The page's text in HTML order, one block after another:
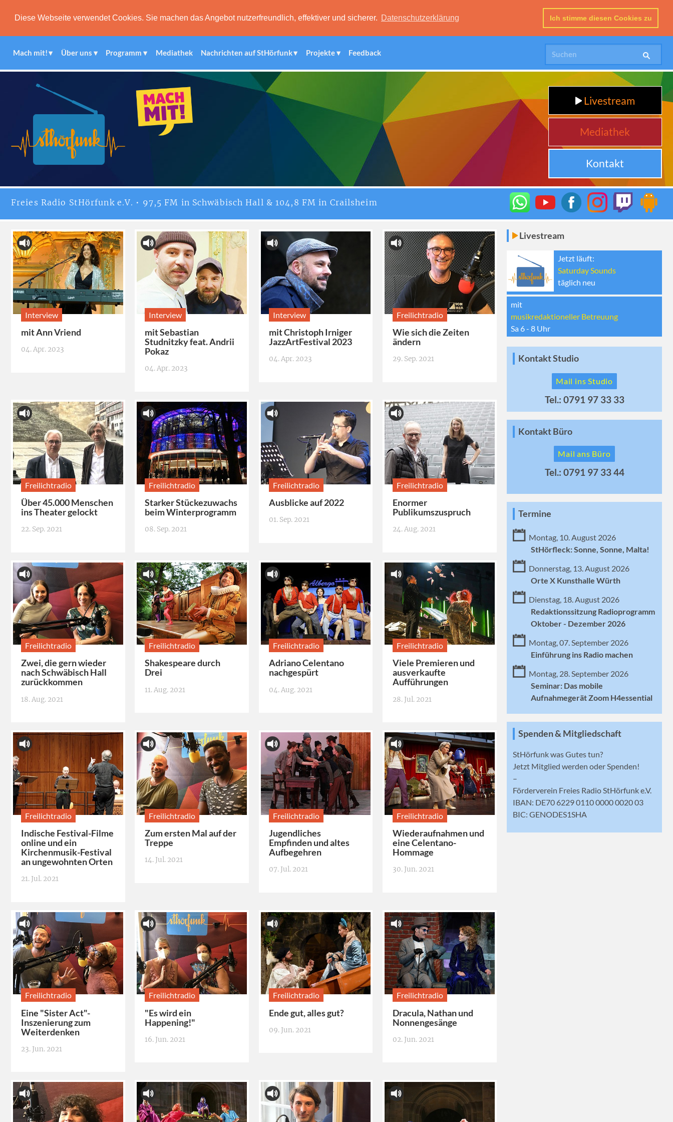
Diese Webseite verwendet Cookies. Sie machen das Angebot nutzerfreundlich, effektiver und sicherer. Datenschutzerklärung Ich stimme diesen Cookies zu
Mach mit! Über uns Programm Mediathek Nachrichten auf StHörfunk Projekte Feedback
Livestream
Mediathek
Kontakt
Freies Radio StHörfunke.V. • 97,5 FM in Schwäbisch Hall & 104,8 FM in Crailsheim
Interview
mit Ann Vriend
04. Apr. 2023
Interview
mit Sebastian
Studnitzky feat. Andrii
Pokaz
04. Apr. 2023
Interview
mit Christoph Irniger
JazzArtFestival 2023
04. Apr. 2023
Freilichtradio
Wie sich die Zeiten
ändern
29. Sep. 2021
Freilichtradio
Über 45.000 Menschen
ins Theater gelockt
22. Sep. 2021
Freilichtradio
Starker Stückezuwachs
beim Winterprogramm
08. Sep. 2021
Freilichtradio
Ausblicke auf 2022
01. Sep. 2021
Freilichtradio
Enormer
Publikumszuspruch
24. Aug. 2021
Freilichtradio
Zwei, die gern wieder
nach Schwäbisch Hall
zurückkommen
18. Aug. 2021
Freilichtradio
Shakespeare durch
Drei
11. Aug. 2021
Freilichtradio
Adriano Celentano
nachgespürt
04. Aug. 2021
Freilichtradio
Viele Premieren und
ausverkaufte
Aufführungen
28. Jul. 2021
Freilichtradio
Indische Festival-Filme
online und ein
Kirchenmusik-Festival
an ungewohnten Orten
21. Jul. 2021
Freilichtradio
Zum ersten Mal auf der
Treppe
14. Jul. 2021
Freilichtradio
Jugendliches
Empfinden und altes
Aufbegehren
07. Jul. 2021
Freilichtradio
Wiederaufnahmen und
eine Celentano-
Hommage
30. Jun. 2021
Freilichtradio
Eine "Sister Act"-
Inszenierung zum
Weiterdenken
23. Jun. 2021
Freilichtradio
"Es wird ein
Happening!"
16. Jun. 2021
Freilichtradio
Ende gut, alles gut?
09. Jun. 2021
Freilichtradio
Dracula, Nathan und
Nonnengesänge
02. Jun. 2021
Livestream
Jetzt läuft:
Saturday Sounds
täglich neu
mit
musikredaktioneller Betreuung
Sa 6 - 8 Uhr
Kontakt Studio
Mail ins Studio
Tel.: 0791 97 33 33
Kontakt Büro
Mail ans Büro
Tel.: 0791 97 33 44
Termine
Montag, 10. August 2026
StHörfleck: Sonne, Sonne, Malta!
Donnerstag, 13. August 2026
Orte X Kunsthalle Würth
Dienstag, 18. August 2026
Redaktionssitzung Radioprogramm
Oktober - Dezember 2026
Montag, 07. September 2026
Einführung ins Radio machen
Montag, 28. September 2026
Seminar: Das mobile
Aufnahmegerät Zoom H4essential
Spenden & Mitgliedschaft
StHörfunk was Gutes tun?
Jetzt Mitglied werden oder Spenden!
–
Förderverein Freies Radio StHörfunk e.V.
IBAN: DE70 6229 0110 0000 0020 03
BIC: GENODES1SHA